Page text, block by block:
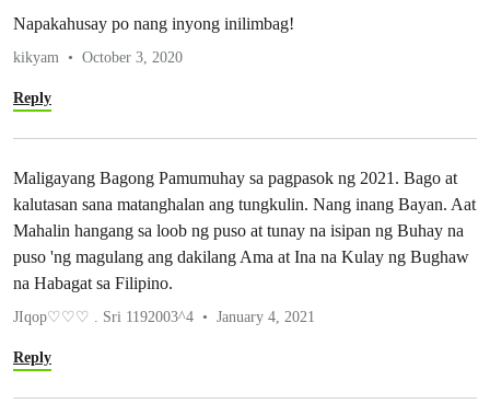
Napakahusay po nang inyong inilimbag!
kikyam October 3, 2020
Reply
Maligayang Bagong Pamumuhay sa pagpasok ng 2021. Bago at
kalutasan sana matanghalan ang tungkulin. Nang inang Bayan. Aat
Mahalin hangang sa loob ng puso at tunay na isipan ng Buhay na
puso 'ng magulang ang dakilang Ama at Ina na Kulay ng Bughaw
na Habagat sa Filipino.
JIqop♡♡♡ . Sri 1192003^4 January 4, 2021
Reply